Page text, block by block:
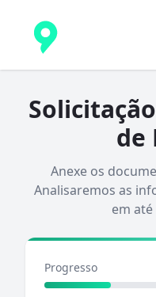
de
Anexe os
Analisaremos as
em
Progresso